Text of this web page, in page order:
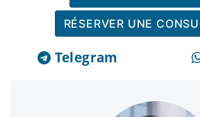
RÉSERVER UNE
Telegram